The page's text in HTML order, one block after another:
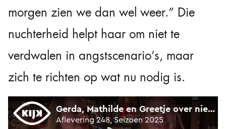
morgen zien we dan wel weer.” Die
nuchterheid helpt haar om niet te
verdwalen in angstscenario’s, maar
zich te richten op wat nu nodig is.